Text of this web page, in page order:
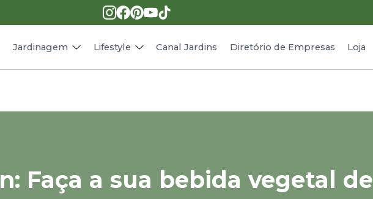
Jardinagem Lifestyle
Receitas
Canal Jardins Diretório de Empresas Loja
Faça a sua bebida vegetal de